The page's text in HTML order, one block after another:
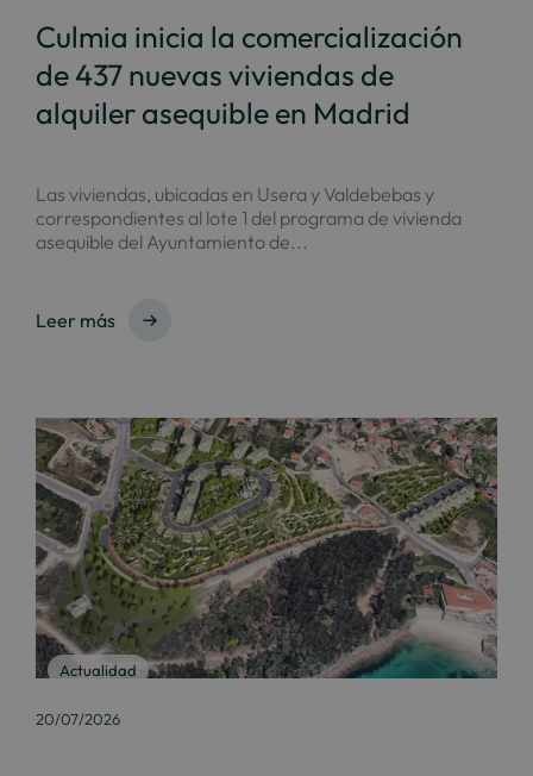
Culmia inicia la comercialización
de 437 nuevas viviendas de
alquiler asequible en Madrid
Las viviendas, ubicadas en Usera y Valdebebas y
correspondientes al lote 1 del programa de vivienda
asequible del Ayuntamiento de...
Leer más
Actualidad
20/07/2026